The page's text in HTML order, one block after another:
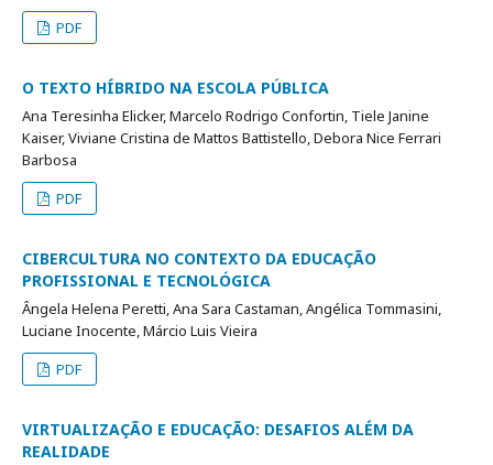
PDF
O TEXTO HÍBRIDO NA ESCOLA PÚBLICA
Ana Teresinha Elicker, Marcelo Rodrigo Confortin, Tiele Janine
Kaiser, Viviane Cristina de Mattos Battistello, Debora Nice Ferrari
Barbosa
PDF
CIBERCULTURA NO CONTEXTO DA EDUCAÇÃO
PROFISSIONAL E TECNOLÓGICA
Ângela Helena Peretti, Ana Sara Castaman, Angélica Tommasini,
Luciane Inocente, Márcio Luis Vieira
PDF
VIRTUALIZAÇÃO E EDUCAÇÃO: DESAFIOS ALÉM DA
REALIDADE